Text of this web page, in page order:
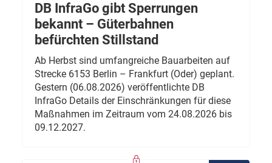
DB InfraGo gibt Sperrungen
bekannt – Güterbahnen
befürchten Stillstand
Ab Herbst sind umfangreiche Bauarbeiten auf
Strecke 6153 Berlin – Frankfurt (Oder) geplant.
Gestern (06.08.2026) veröffentlichte DB
InfraGo Details der Einschränkungen für diese
Maßnahmen im Zeitraum vom 24.08.2026 bis
09.12.2027.